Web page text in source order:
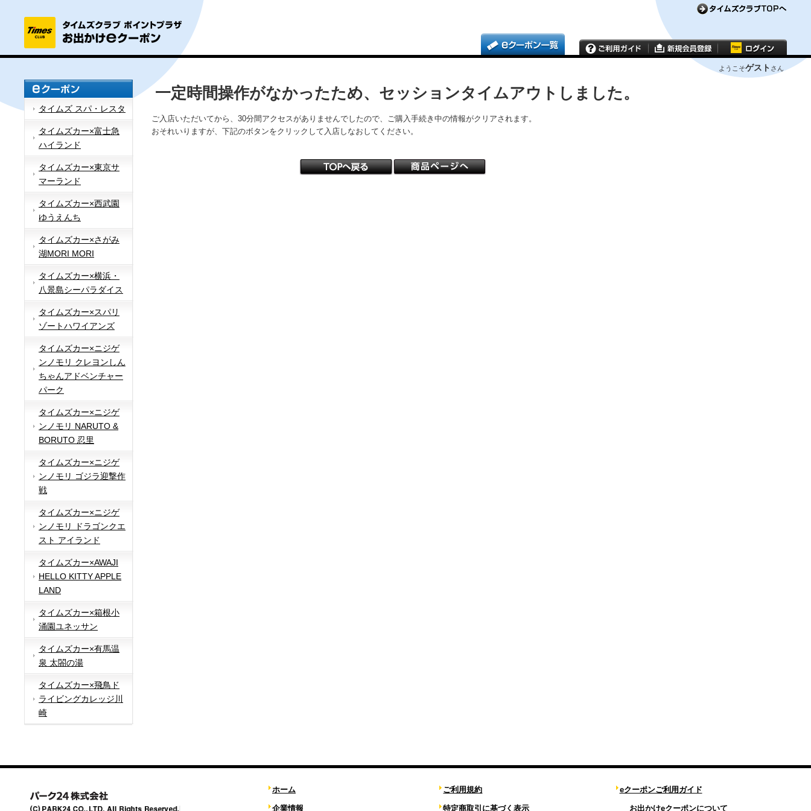
ようこそゲスト さん
タイムズ スパ・レスタ
タイムズカー×富士急
ハイランド
タイムズカー×東京サ
マーランド
タイムズカー×西武園
ゆうえんち
タイムズカー×さがみ
湖MORI MORI
タイムズカー×横浜・
八景島シーパラダイス
タイムズカー×スパリ
ゾートハワイアンズ
タイムズカー×ニジゲ
ンノモリ クレヨンしん
ちゃんアドベンチャー
パーク
タイムズカー×ニジゲ
ンノモリ NARUTO &
BORUTO 忍里
タイムズカー×ニジゲ
ンノモリ ゴジラ迎撃作
戦
タイムズカー×ニジゲ
ンノモリ ドラゴンクエ
スト アイランド
タイムズカー×AWAJI
HELLO KITTY APPLE
LAND
タイムズカー×箱根小
涌園ユネッサン
タイムズカー×有馬温
泉 太閤の湯
タイムズカー×飛鳥ド
ライビングカレッジ川
崎
一定時間操作がなかったため、セッションタイムアウトしました。
ご入店いただいてから、30分間アクセスがありませんでしたので、ご購入手続き中の情報がクリアされます。
おそれいりますが、下記のボタンをクリックして入店しなおしてください。
ホーム
企業情報
ご利用規約
特定商取引に基づく表示
eクーポンご利用ガイド
お出かけeクーポンについて